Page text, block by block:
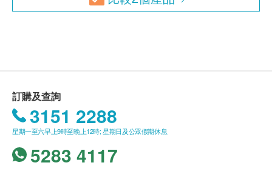
谷丙轉氨酵素
谷草先轉太酵素
總鹼性磷酸酵素
腎功能
血肌酸酐
身份證明文件副本核實無誤後可提供服務。
所有疫苗都必須經過評估才可注射，如有需要，醫生
亦會在場解答問題及提供協助。如醫生認為不適合注
射疫苗，將取消此計劃的服務，全數費用退回。
疫苗注射均由註冊醫生/醫護人員負責注射程序及此服
務只適用於佐敦檢驗中心 (辦公時間 : 星期一, 三及 六
訂購及查詢
3151 2288
星期一至六早上9時至晚上12時; 星期日及公眾假期休息
5283 4117